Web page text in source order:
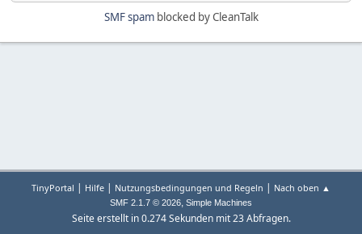
SMF spamblocked by CleanTalk
TinyPortal | Hilfe | Nutzungsbedingungen und Regeln | Nach oben ▲
SMF 2.1.7 © 2026, Simple Machines
Seite erstellt in 0.274 Sekunden mit 23 Abfragen.